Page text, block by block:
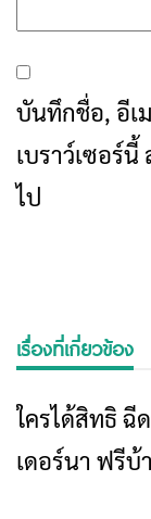
บันทึกชื่อ, อีเ
เบราว์เซอร์
ไป
เรื่องที่เกี่ยวข้อง
ใครได้สิทธิ ฉี
เดอร์นา ฟรีบ้